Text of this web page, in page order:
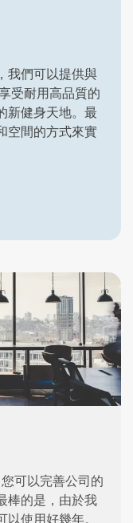
我們可以提供與
受耐用高品質的
新健身天地。最
空間的方式來實
可以完善公司的
棒的是，由於我
使用好幾年。